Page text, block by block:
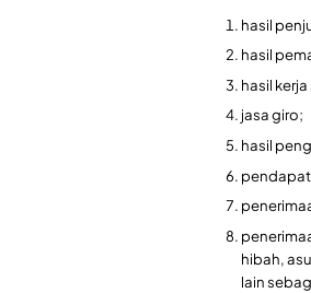
hasil
hasil
hasil
jasa giro;
hasil
hibah,
lain